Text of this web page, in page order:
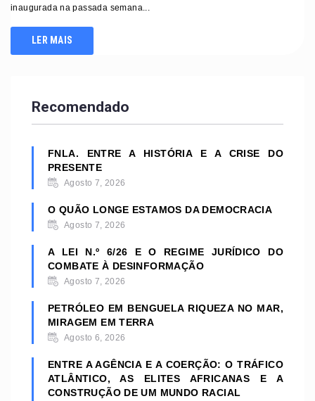
inaugurada na passada semana...
LER MAIS
Recomendado
FNLA. ENTRE A HISTÓRIA E A CRISE DO
PRESENTE
Agosto 7, 2026
O QUÃO LONGE ESTAMOS DA DEMOCRACIA
Agosto 7, 2026
A LEI N.º 6/26 E O REGIME JURÍDICO DO
COMBATE À DESINFORMAÇÃO
Agosto 7, 2026
PETRÓLEO EM BENGUELA RIQUEZA NO MAR,
MIRAGEM EM TERRA
Agosto 6, 2026
ENTRE A AGÊNCIA E A COERÇÃO: O TRÁFICO
ATLÂNTICO, AS ELITES AFRICANAS E A
CONSTRUÇÃO DE UM MUNDO RACIAL